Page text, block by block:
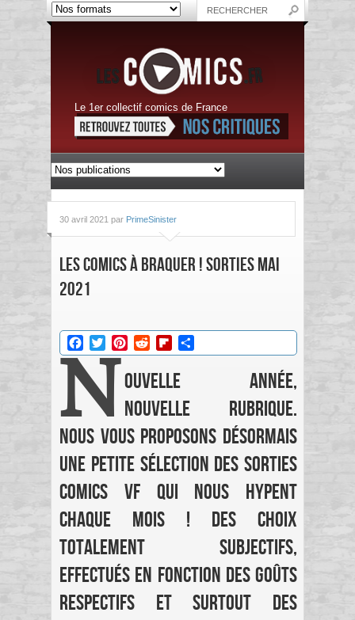
Le 1er collectif comics de France
30 avril 2021 par PrimeSinister
Les Comics à braquer ! Sorties Mai
2021
Facebook
TwitterPinterestRedditFlipboard
N ouvelle année,
nouvelle rubrique.
Nous vous proposons désormais
une petite sélection des sorties
comics VF qui nous hypent
chaque mois ! Des choix
totalement subjectifs,
effectués en fonction des goûts
respectifs et surtout des